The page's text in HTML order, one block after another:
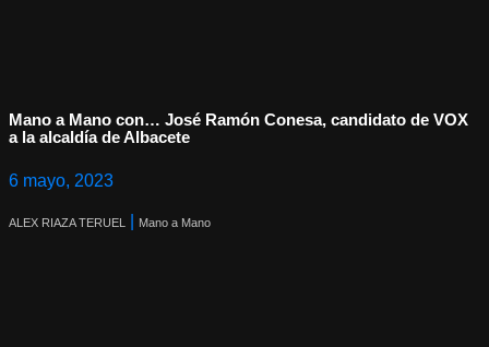
Mano a Mano con… José Ramón Conesa, candidato de VOX
a la alcaldía de Albacete
6 mayo, 2023
ALEX RIAZA TERUEL Mano a Mano